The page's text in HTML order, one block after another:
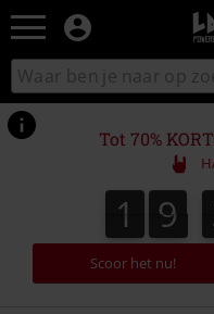
Zoek
in
catalogus
Tot 70%
1
1 9
9
Scoor het nu!